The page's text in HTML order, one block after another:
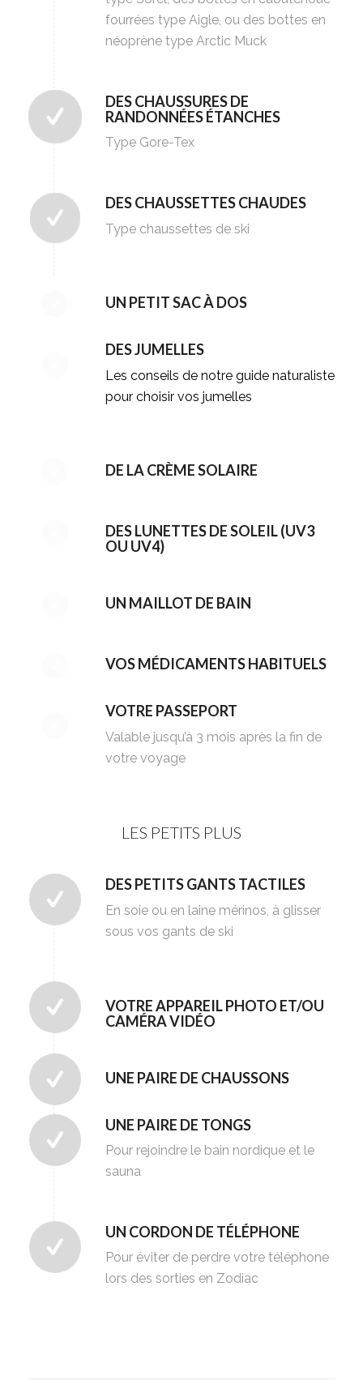
fourrées type Aigle, ou des bottes en
néoprène type Arctic Muck
DES CHAUSSURES DE
RANDONNÉES ÉTANCHES
Type Gore-Tex
DES CHAUSSETTES CHAUDES
Type chaussettes de ski
UN PETIT SAC À DOS
DES JUMELLES
Les conseils de notre guide naturaliste
pour choisir vos jumelles
DE LA CRÈME SOLAIRE
DES LUNETTES DE SOLEIL (UV3
OU UV4)
UN MAILLOT DE BAIN
VOS MÉDICAMENTS HABITUELS
VOTRE PASSEPORT
Valable jusqu’à 3 mois après la fin de
votre voyage
LES PETITS PLUS
DES PETITS GANTS TACTILES
En soie ou en laine mérinos, à glisser
sous vos gants de ski
VOTRE APPAREIL PHOTO ET/OU
CAMÉRA VIDÉO
UNE PAIRE DE CHAUSSONS
UNE PAIRE DE TONGS
Pour rejoindre le bain nordique et le
sauna
UN CORDON DE TÉLÉPHONE
Pour éviter de perdre votre téléphone
lors des sorties en Zodiac